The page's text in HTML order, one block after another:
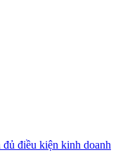
đủ điều kiện kinh doanh